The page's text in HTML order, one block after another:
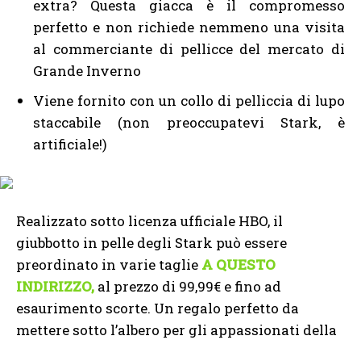
extra? Questa giacca è il compromesso
perfetto e non richiede nemmeno una visita
al commerciante di pellicce del mercato di
Grande Inverno
Viene fornito con un collo di pelliccia di lupo
staccabile (non preoccupatevi Stark, è
artificiale!)
Realizzato sotto licenza ufficiale HBO, il
giubbotto in pelle degli Stark può essere
preordinato in varie taglie A QUESTO
INDIRIZZO, al prezzo di 99,99€ e fino ad
esaurimento scorte. Un regalo perfetto da
mettere sotto l’albero per gli appassionati della